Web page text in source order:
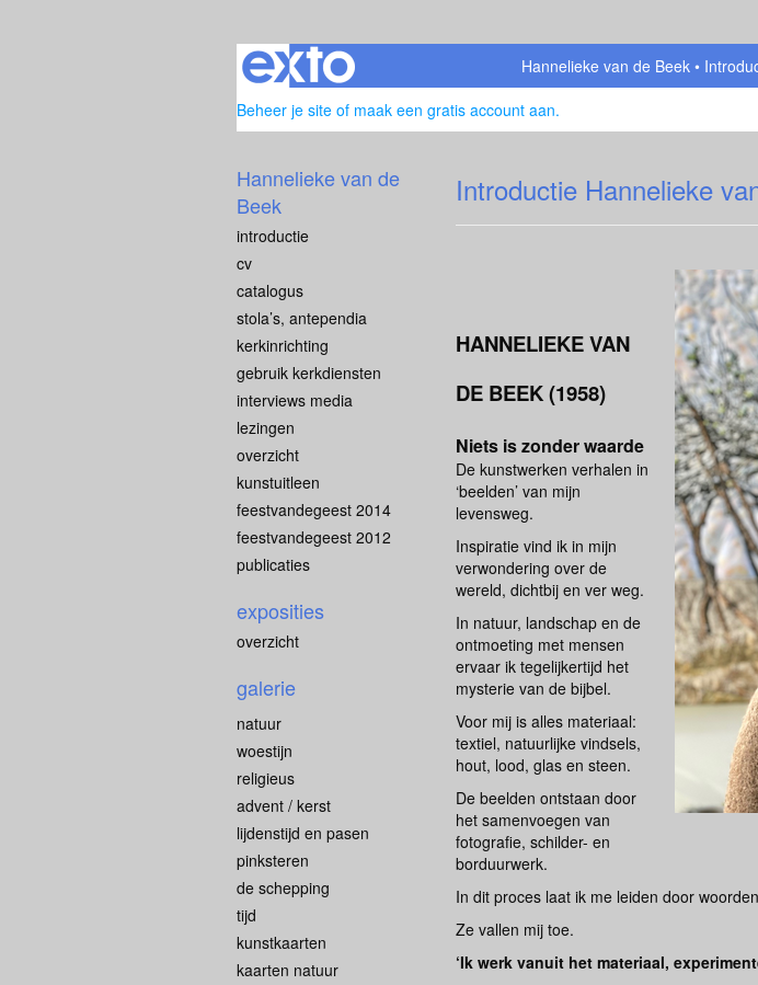
Hannelieke van de Beek
Beheer je site of maak een gratis account aan.
Introductie Hannelieke
HANNELIEKE VAN
DE BEEK (1958)
Niets is zonder waarde
De kunstwerken verhalen in
‘beelden’ van mijn
levensweg.
Inspiratie vind ik in mijn
verwondering over de
wereld, dichtbij en ver weg.
In natuur, landschap en de
ontmoeting met mensen
ervaar ik tegelijkertijd het
mysterie van de bijbel.
Voor mij is alles materiaal:
textiel, natuurlijke vindsels,
hout, lood, glas en steen.
De beelden ontstaan door
het samenvoegen van
fotografie, schilder- en
borduurwerk.
In dit proces laat ik me leiden door
Ze vallen mij toe.
‘Ik werk vanuit het materiaal,
Hannelieke van de
Beek
introductie
cv
catalogus
stola’s, antependia
kerkinrichting
gebruik kerkdiensten
interviews media
lezingen
overzicht
kunstuitleen
feestvandegeest 2014
feestvandegeest 2012
publicaties
exposities
overzicht
galerie
natuur
woestijn
religieus
advent / kerst
lijdenstijd en pasen
pinksteren
de schepping
tijd
kunstkaarten
kaarten natuur